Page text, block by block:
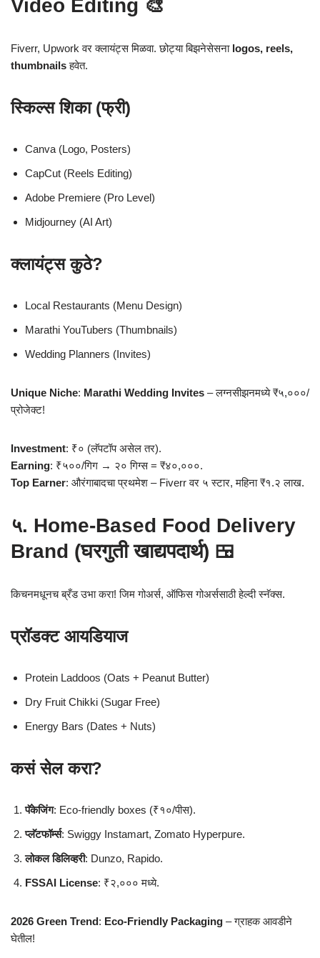
Video Editing 🎨
Fiverr, Upwork वर क्लायंट्स मिळवा. छोट्या बिझनेसेसना logos, reels,
thumbnailsहवेत.
स्किल्स शिका (फ्री)
Canva (Logo, Posters)
CapCut (Reels Editing)
Adobe Premiere (Pro Level)
Midjourney (AI Art)
क्लायंट्स कुठे?
Local Restaurants (Menu Design)
Marathi YouTubers (Thumbnails)
Wedding Planners (Invites)
Unique Niche: Marathi Wedding Invites – लग्नसीझनमध्ये ₹५,०००/
प्रोजेक्ट!
Investment: ₹० (लॅपटॉप असेल तर).
Earning: ₹५००/गिग → २० गिग्स = ₹४०,०००.
Top Earner: औरंगाबादचा प्रथमेश – Fiverr वर ५ स्टार, महिना ₹१.२ लाख.
५. Home-Based Food Delivery
Brand (घरगुती खाद्यपदार्थ) 🍱
किचनमधूनच ब्रँड उभा करा! जिम गोअर्स, ऑफिस गोअर्ससाठी हेल्दी स्नॅक्स.
प्रॉडक्ट आयडियाज
Protein Laddoos (Oats + Peanut Butter)
Dry Fruit Chikki (Sugar Free)
Energy Bars (Dates + Nuts)
कसं सेल करा?
पॅकेजिंग: Eco-friendly boxes (₹१०/पीस).
प्लॅटफॉर्म्स: Swiggy Instamart, Zomato Hyperpure.
लोकल डिलिव्हरी: Dunzo, Rapido.
FSSAI License: ₹२,००० मध्ये.
2026 Green Trend: Eco-Friendly Packaging – ग्राहक आवडीने
घेतील!